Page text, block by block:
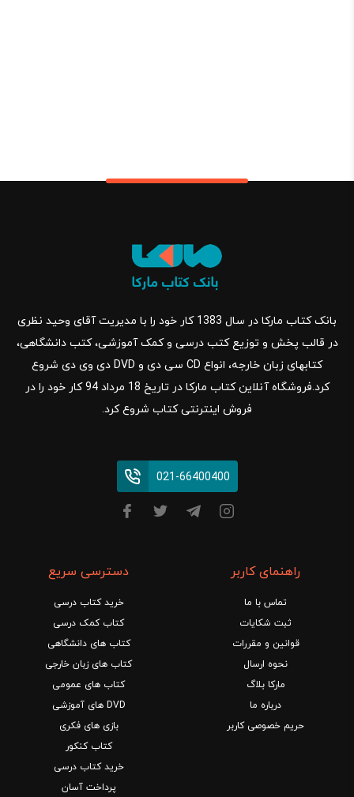
بانک کتاب مارکا در سال 1383 کار خود را با مدیریت آقای وحید نظری
در قالب پخش و توزیع کتب درسی و کمک آموزشی، کتب دانشگاهی،
کتابهای زبان خارجه، انواع CD سی دی و DVD دی وی دی شروع
کرد.فروشگاه آنلاین کتاب مارکا در تاریخ 18 مرداد 94 کار خود را در
فروش اینترنتی کتاب شروع کرد.
021-66400400
راهنمای کاربر
تماس با ما
ثبت شکایات
قوانین و مقررات
نحوه ارسال
مارکا بلاگ
درباره ما
حریم خصوصی کاربر
دسترسی سریع
خرید کتاب درسی
کتاب کمک درسی
کتاب های دانشگاهی
کتاب های زبان خارجی
کتاب های عمومی
DVD های آموزشی
بازی های فکری
کتاب کنکور
خرید کتاب درسی
پرداخت آسان